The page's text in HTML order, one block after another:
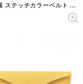
33mm幅 ステッチカラーベルト （BROWN）